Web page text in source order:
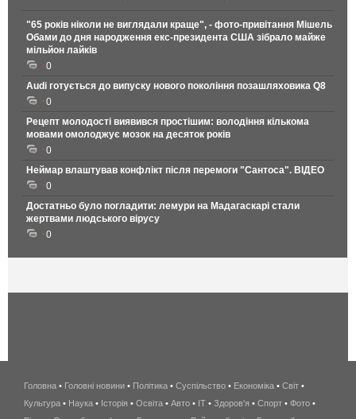
"65 років ніколи не виглядали краще", - фото-привітання Мішель
Обами до дня народження екс-президента США зібрало майже
мільйон лайків
0
Audi готується до випуску нового покоління позашляховика Q8
0
Рецепт молодості виявився простішим: володіння кількома
мовами омолоджує мозок на десяток років
0
Неймар влаштував конфлікт після перемоги "Сантоса". ВІДЕО
0
Достатньо було погладити: лемури на Мадагаскарі стали
жертвами людського вірусу
0
беспроводной
интернет
Головна • Головні новини • Політика • Суспільство • Економіка • Світ •
Культура • Наука • Історія • Освіта • Авто • IT • Здоров'я • Спорт • Фото •